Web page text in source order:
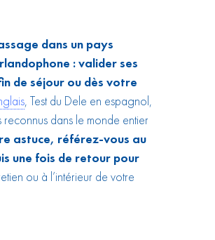
dans un pays
: valider ses
de séjour ou dès votre
, Test du Dele en espagnol,
dans le monde entier
astuce, référez-vous au
une fois de retour pour
ou à l’intérieur de votre